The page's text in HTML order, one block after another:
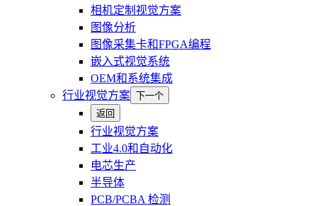
相机定制视觉方案
图像分析
图像采集卡和FPGA编程
嵌入式视觉系统
OEM和系统集成
行业视觉方案
下一个
返回
行业视觉方案
工业4.0和自动化
电芯生产
半导体
PCB/PCBA 检测